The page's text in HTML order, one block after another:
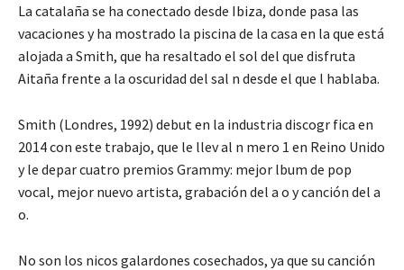
La catalaña se ha conectado desde Ibiza, donde pasa las
vacaciones y ha mostrado la piscina de la casa en la que está
alojada a Smith, que ha resaltado el sol del que disfruta
Aitaña frente a la oscuridad del sal n desde el que l hablaba.
Smith (Londres, 1992) debut en la industria discogr fica en
2014 con este trabajo, que le llev al n mero 1 en Reino Unido
y le depar cuatro premios Grammy: mejor lbum de pop
vocal, mejor nuevo artista, grabación del a o y canción del a
o.
No son los nicos galardones cosechados, ya que su canción